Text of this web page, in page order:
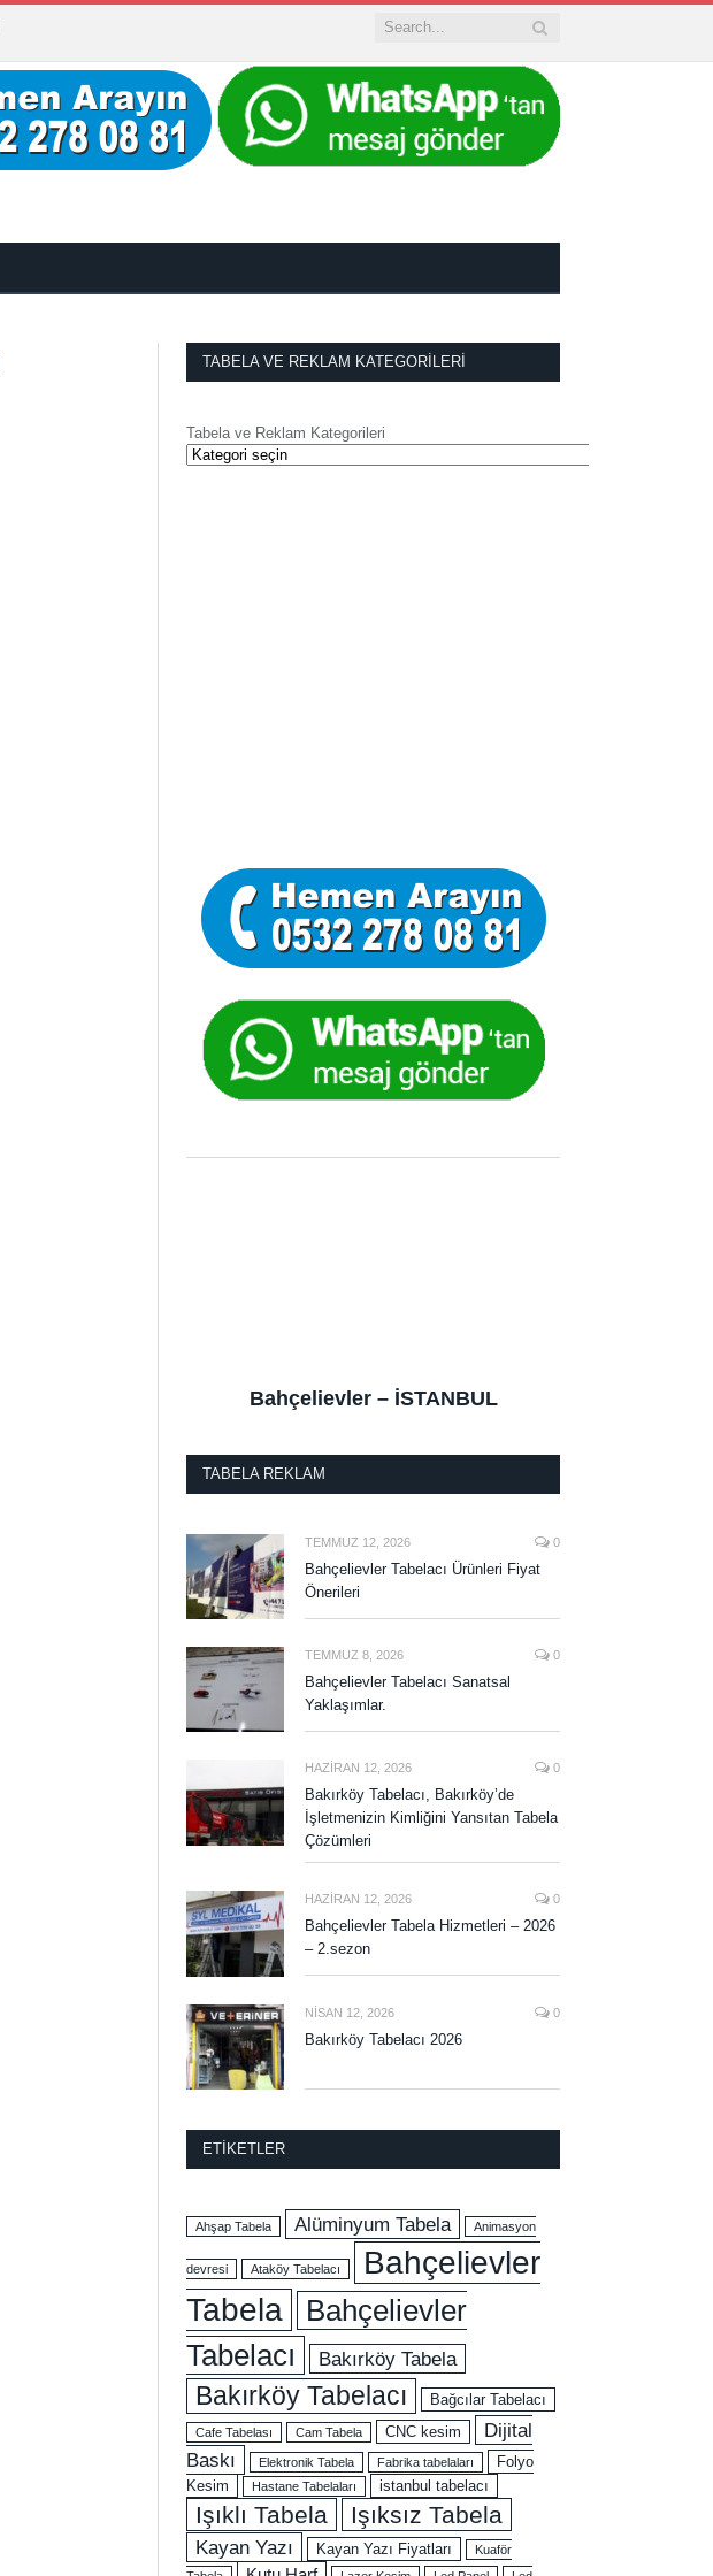
TABELA VE REKLAM KATEGORILERI
Tabela ve Reklam Kategorileri
Bahçelievler – İSTANBUL
TABELA REKLAM
TEMMUZ 12, 2026 0
Bahçelievler Tabelacı Ürünleri Fiyat
Önerileri
TEMMUZ 8, 2026 0
Bahçelievler Tabelacı Sanatsal
Yaklaşımlar.
HAZIRAN 12, 2026 0
Bakırköy Tabelacı, Bakırköy’de
İşletmenizin Kimliğini Yansıtan Tabela
Çözümleri
HAZIRAN 12, 2026 0
Bahçelievler Tabela Hizmetleri – 2026
– 2.sezon
NISAN 12, 2026 0
Bakırköy Tabelacı 2026
ETIKETLER
Ahşap Tabela Alüminyum Tabela Animasyon
devresi Ataköy Tabelacı
Bahçelievler
Tabela
Bahçelievler
Tabelacı
Bakırköy Tabela
Bakırköy Tabelacı Bağcılar Tabelacı
Cafe Tabelası Cam Tabela CNC kesim
Dijital
Baskı
Elektronik Tabela Fabrika tabelaları
Folyo
Kesim
Hastane Tabelaları istanbul tabelacı
Işıklı Tabela Işıksız Tabela
Kayan Yazı Kayan Yazı Fiyatları
Kuaför